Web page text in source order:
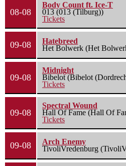
08-08
Body Count ft. Ice-T
013 (013 (Tilburg))
Tickets
09-08
Hatebreed
Het Bolwerk (Het
09-08
Midnight
Bibelot (Bibelot
Tickets
09-08
Spectral Wound
Hall Of Fame (Hall Of
Tickets
09-08
Arch Enemy
TivoliVredenburg